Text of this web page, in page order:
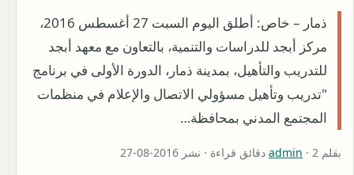
ذمار – خاص: أطلق اليوم السبت 27 أغسطس 2016،
مركز أبجد للدراسات والتنمية، بالتعاون مع معهد أبجد
للتدريب والتأهيل، بمدينة ذمار، الدورة الأولى في برنامج
"تدريب وتأهيل مسؤولي الاتصال والإعلام في منظمات
المجتمع المدني بمحافظة…
بقلم admin · 2 دقائق قراءة · نشر 2016-08-27